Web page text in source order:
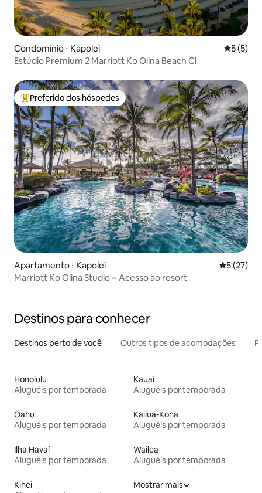
Condomínio ⋅ Kapolei 5 de
5 (5)
Estúdio Premium 2 Marriott Ko Olina Beach Cl
Entre os melhores preferidos dos hóspedes
Preferido dos hóspedes
Apartamento ⋅ Kapolei 5 de uma
5 (27)
Marriott Ko Olina Studio ~ Acesso ao resort
Destinos para conhecer
Destinos perto de você Outros tipos de acomodações
Honolulu
Aluguéis por temporada
Kauai
Aluguéis por temporada
Oahu
Aluguéis por temporada
Kailua-Kona
Aluguéis por temporada
Ilha Havaí
Aluguéis por temporada
Wailea
Aluguéis por temporada
Kihei
Mostrar mais